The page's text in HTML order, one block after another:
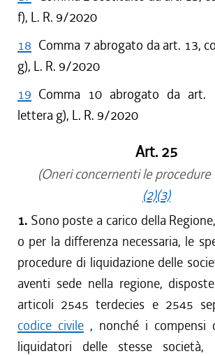
f), L. R. 9/2020
18 Comma 7 abrogato da art. 13,
g), L. R. 9/2020
19 Comma 10 abrogato da art.
lettera g), L. R. 9/2020
Art. 25
(Oneri concernenti le procedure
(2)(3)
1. Sono poste a carico della
o per la differenza necessaria, le
procedure di liquidazione delle
aventi sede nella regione,
articoli 2545 terdecies e 2545
codice civile , nonché i compensi
liquidatori delle stesse società,